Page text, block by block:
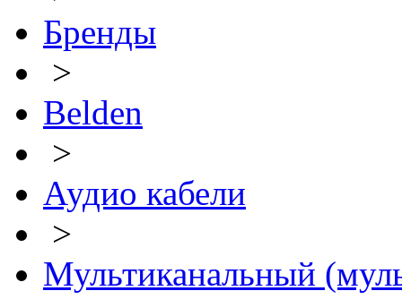
Бренды
>
Belden
>
Аудио кабели
>
Мультиканальный